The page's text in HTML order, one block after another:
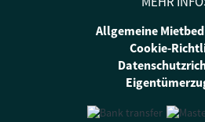
Allgemeine
Cookie-